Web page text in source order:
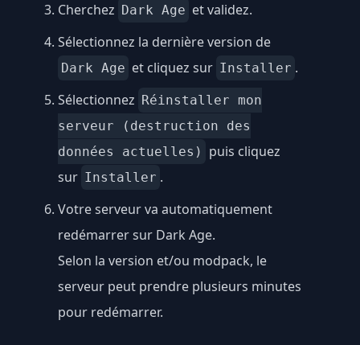
Cherchez Dark Age et validez.
Sélectionnez la dernière version de
Dark Age et cliquez sur Installer .
Sélectionnez Réinstaller mon
serveur (destruction des
données actuelles)
puis cliquez
sur Installer .
Votre serveur va automatiquement
redémarrer sur Dark Age.
Selon la version et/ou modpack, le
serveur peut prendre plusieurs minutes
pour redémarrer.